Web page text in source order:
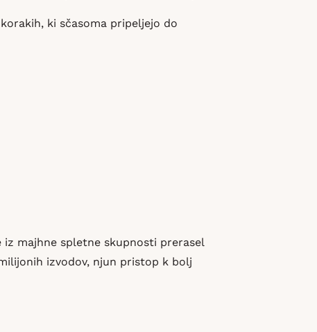
ki sčasoma pripeljejo do
majhne spletne skupnosti prerasel
izvodov, njun pristop k bolj